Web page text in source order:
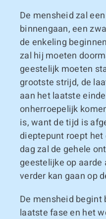
De mensheid zal
binnengaan, een
de enkeling
zal hij moeten
geestelijk moeten
grootste strijd, de
aan het laatste
onherroepelijk
is, want de tijd is
dieptepunt roept het
dag zal de gehele
geestelijke op aarde
verder kan gaan op
De mensheid begint
laatste fase en het